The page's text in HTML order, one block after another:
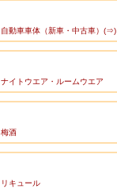
自動車車体（新車・中古車）(⇒)
ナイトウエア・ルームウエア
梅酒
リキュール